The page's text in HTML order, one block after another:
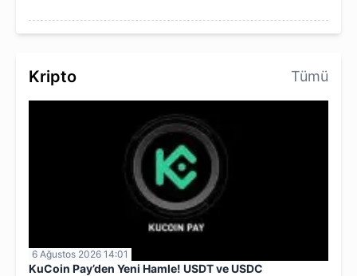
Kripto Tümü
6 Ağustos 2026 14:01
KuCoin Pay’den Yeni Hamle! USDT ve USDC